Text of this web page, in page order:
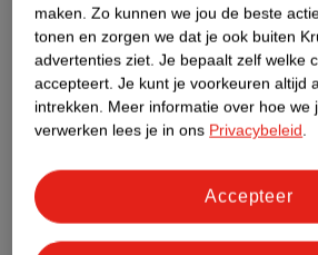
Productinformatie
Etiketinformatie
Nature Impact Score
Impact Score.
Meer informatie
maken. Zo kunnen we jou de beste
tonen en zorgen we dat je ook buiten
advertenties ziet. Je bepaalt zelf welke
accepteert. Je kunt je voorkeuren altijd
intrekken. Meer informatie over hoe we
verwerken lees je in ons Privacybeleid.
Accepteer